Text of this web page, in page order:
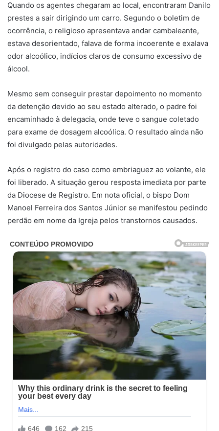
Quando os agentes chegaram ao local, encontraram Danilo
prestes a sair dirigindo um carro. Segundo o boletim de
ocorrência, o religioso apresentava andar cambaleante,
estava desorientado, falava de forma incoerente e exalava
odor alcoólico, indícios claros de consumo excessivo de
álcool.
Mesmo sem conseguir prestar depoimento no momento
da detenção devido ao seu estado alterado, o padre foi
encaminhado à delegacia, onde teve o sangue coletado
para exame de dosagem alcoólica. O resultado ainda não
foi divulgado pelas autoridades.
Após o registro do caso como embriaguez ao volante, ele
foi liberado. A situação gerou resposta imediata por parte
da Diocese de Registro. Em nota oficial, o bispo Dom
Manoel Ferreira dos Santos Júnior se manifestou pedindo
perdão em nome da Igreja pelos transtornos causados.